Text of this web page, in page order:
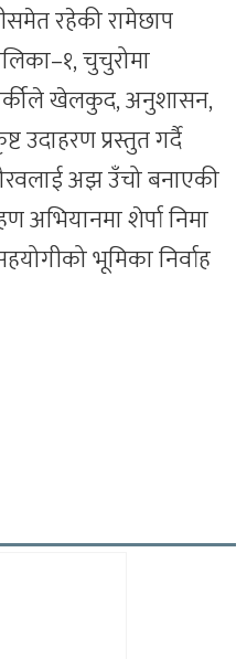
रहेकी रामेछाप
चुचुरोमा
खेलकुद, अनुशासन,
उदाहरण प्रस्तुत गर्दै
अझ उँचो बनाएकी
अभियानमा शेर्पा निमा
भूमिका निर्वाह